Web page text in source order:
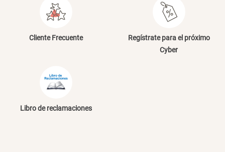
Cliente Frecuente
Regístrate para el próximo
Cyber
Libro de reclamaciones
Cama Nido Grande para Perros
Papelero de Plástico Color 8 Lt
15,7x22,2x33,3 cm
S/ 31.90
Canasto Bambú
S/ 35.90S/ 30.50